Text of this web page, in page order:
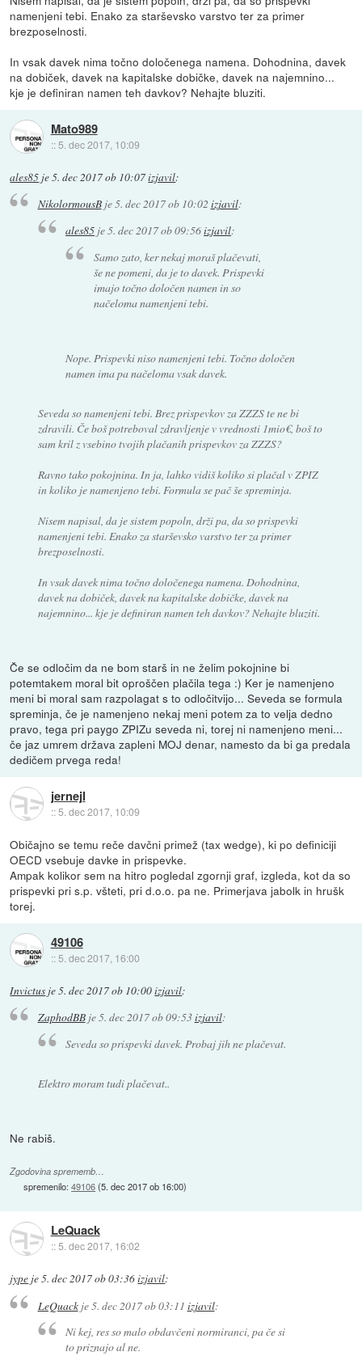
namenjeni tebi. Enako za starševsko varstvo ter za primer
brezposelnosti.
In vsak davek nima točno določenega namena. Dohodnina, davek
na dobiček, davek na kapitalske dobičke, davek na najemnino...
kje je definiran namen teh davkov? Nehajte bluziti.
Mato989
:: 5. dec 2017, 10:09
ales85 je5. dec 2017 ob 10:07izjavil:
NikolormousBje5. dec 2017 ob 10:02 izjavil:
ales85 je5. dec 2017 ob 09:56izjavil:
Samo zato, ker nekaj moraš plačevati,
še ne pomeni, da je to davek. Prispevki
imajo točno določen namen in so
načeloma namenjeni tebi.
Nope. Prispevki niso namenjeni tebi. Točno določen
namen ima pa načeloma vsak davek.
Seveda so namenjeni tebi. Brez prispevkov za ZZZS te ne bi
zdravili. Če boš potreboval zdravljenje v vrednosti 1mio€, boš to
sam kril z vsebino tvojih plačanih prispevkov za ZZZS?
Ravno tako pokojnina. In ja, lahko vidiš koliko si plačal v ZPIZ
in koliko je namenjeno tebi. Formula se pač še spreminja.
Nisem napisal, da je sistem popoln, drži pa, da so prispevki
namenjeni tebi. Enako za starševsko varstvo ter za primer
brezposelnosti.
In vsak davek nima točno določenega namena. Dohodnina,
davek na dobiček, davek na kapitalske dobičke, davek na
najemnino... kje je definiran namen teh davkov? Nehajte bluziti.
Če se odločim da ne bom starš in ne želim pokojnine bi
potemtakem moral bit oproščen plačila tega :) Ker je namenjeno
meni bi moral sam razpolagat s to odločitvijo... Seveda se formula
spreminja, če je namenjeno nekaj meni potem za to velja dedno
pravo, tega pri paygo ZPIZu seveda ni, torej ni namenjeno meni...
če jaz umrem država zapleni MOJ denar, namesto da bi ga predala
dedičem prvega reda!
jernejl
::5. dec 2017, 10:09
Običajno se temu reče davčni primež (tax wedge), ki po definiciji
OECD vsebuje davke in prispevke.
Ampak kolikor sem na hitro pogledal zgornji graf, izgleda, kot da so
prispevki pri s.p. všteti, pri d.o.o. pa ne. Primerjava jabolk in hrušk
torej.
49106
:: 5. dec 2017, 16:00
Invictus je5. dec 2017 ob 10:00izjavil:
ZaphodBBje5. dec 2017 ob 09:53izjavil:
Seveda so prispevki davek. Probaj jih ne plačevat.
Elektro moram tudi plačevat..
Ne rabiš.
Zgodovina sprememb…
spremenilo:49106(5. dec 2017 ob 16:00)
LeQuack
::5. dec 2017, 16:02
jype je5. dec 2017 ob 03:36izjavil:
LeQuackje5. dec 2017 ob 03:11 izjavil:
Ni kej, res so malo obdavčeni normiranci, pa če si
to priznajo al ne.